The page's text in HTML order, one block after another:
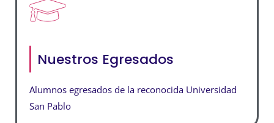
Nuestros Egresados
Alumnos egresados de la reconocida Universidad
San Pablo